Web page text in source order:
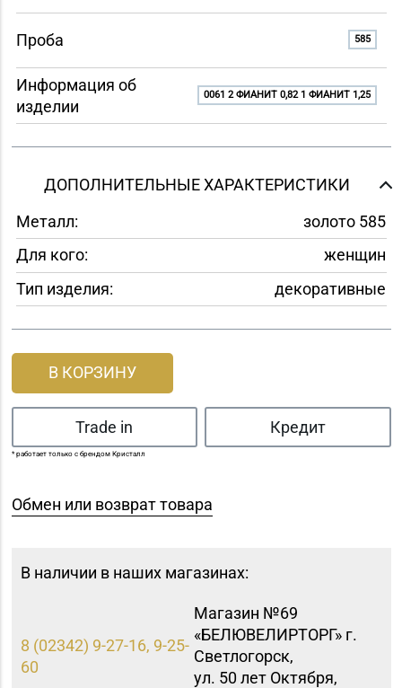
Проба 585
Информация об
изделии
0061 2 ФИАНИТ 0,82 1 ФИАНИТ 1,25
ДОПОЛНИТЕЛЬНЫЕ ХАРАКТЕРИСТИКИ
Металл:
золото 585
Для кого:
женщин
Тип изделия:
декоративные
В КОРЗИНУ
Trade in Кредит
* работает только с брендом Кристалл
Обмен или возврат товара
В наличии в наших магазинах:
8 (02342) 9-27-16, 9-25-
60
Магазин №69
«БЕЛЮВЕЛИРТОРГ» г.
Светлогорск,
ул. 50 лет Октября,